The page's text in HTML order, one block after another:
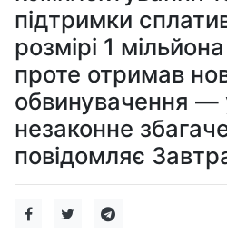
підтримки
розмірі 1
проте отримав
обвинувачення —
незаконне
повідомляє